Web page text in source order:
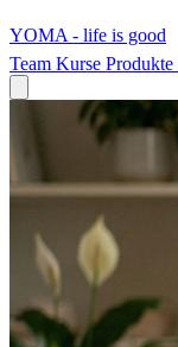
YOMA - life is good
Team Kurse Produkte